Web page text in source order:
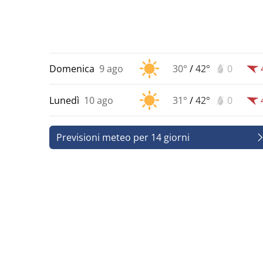
Domenica 9 ago 30° /42° 0
Lunedì 10 ago 31° /42° 0
Previsioni meteo per 14 giorni